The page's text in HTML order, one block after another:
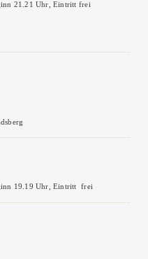
21.21 Uhr, Eintritt frei
19.19 Uhr, Eintritt frei